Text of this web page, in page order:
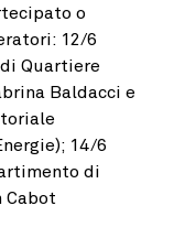
o
12/6
Quartiere
Baldacci e
14/6
di
Cabot